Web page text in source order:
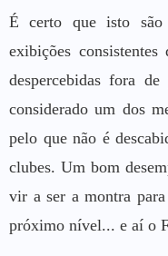
É certo que isto são
exibições
despercebidas fora
considerado um dos
pelo que não é
clubes. Um bom
vir a ser a montra
próximo nível... e aí o